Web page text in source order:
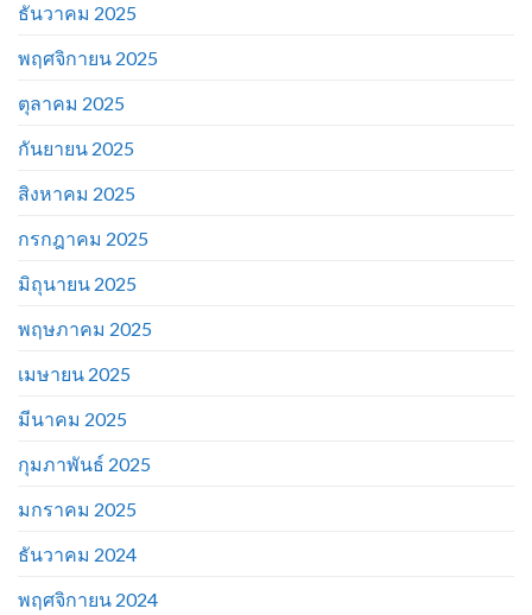
ธันวาคม 2025
พฤศจิกายน 2025
ตุลาคม 2025
กันยายน 2025
สิงหาคม 2025
กรกฎาคม 2025
มิถุนายน 2025
พฤษภาคม 2025
เมษายน 2025
มีนาคม 2025
กุมภาพันธ์ 2025
มกราคม 2025
ธันวาคม 2024
พฤศจิกายน 2024